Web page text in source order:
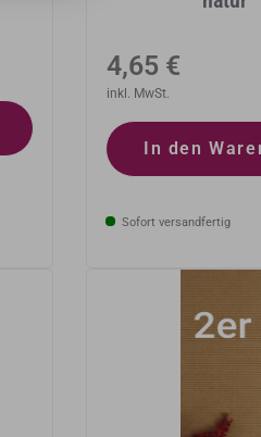
Normaler
Preis
4,65 €
inkl. MwSt.
In den
Sofort versandfertig